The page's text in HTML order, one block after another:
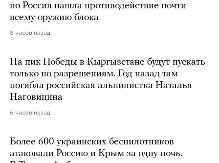
но Россия нашла противодействие почти
всему оружию блока
8 часов назад
На пик Победы в Кыргызстане будут пускать
только по разрешениям. Год назад там
погибла российская альпинистка Наталья
Наговицина
6 часов назад
Более 600 украинских беспилотников
атаковали Россию и Крым за одну ночь.